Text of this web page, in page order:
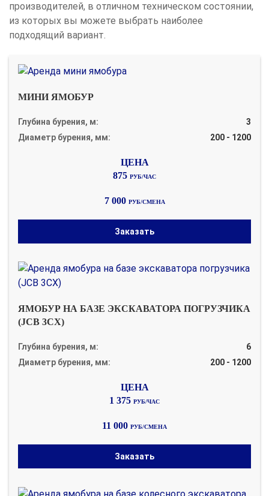
производителей, в отличном техническом состоянии,
из которых вы можете выбрать наиболее
подходящий вариант.
МИНИ ЯМОБУР
Глубина бурения, м:
3
Диаметр бурения, мм:
200 - 1200
875 РУБ/ЧАС
7 000 РУБ/СМЕНА
Заказать
ЯМОБУР НА БАЗЕ ЭКСКАВАТОРА ПОГРУЗЧИКА
(JCB 3CX)
Глубина бурения, м:
6
Диаметр бурения, мм:
200 - 1200
1 375 РУБ/ЧАС
11 000 РУБ/СМЕНА
Заказать